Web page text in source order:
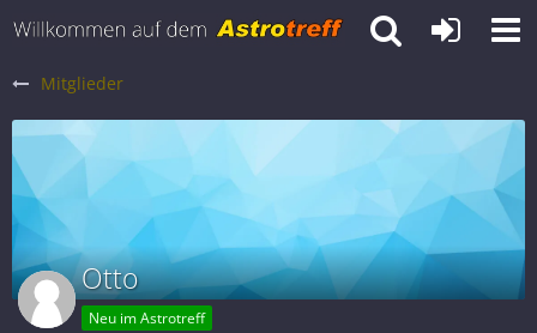
Mitglieder
Otto
Neu im Astrotreff